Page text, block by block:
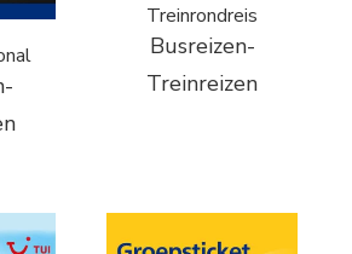
Treinrondreis
Busreizen-
Treinreizen